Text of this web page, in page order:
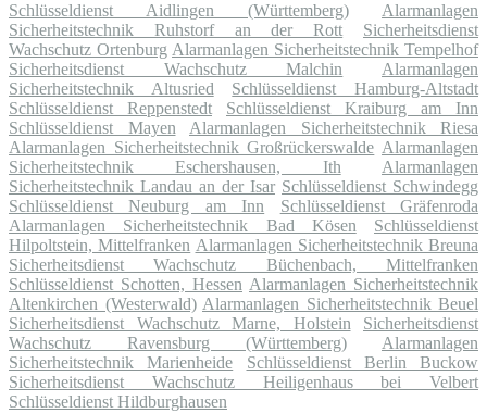
Schlüsseldienst Aidlingen (Württemberg)
Alarmanlagen
Sicherheitstechnik Ruhstorf an der Rott
Sicherheitsdienst
Wachschutz Ortenburg Alarmanlagen Sicherheitstechnik Tempelhof
Sicherheitsdienst Wachschutz Malchin
Alarmanlagen
Sicherheitstechnik Altusried
Schlüsseldienst Hamburg-Altstadt
Schlüsseldienst Reppenstedt
Schlüsseldienst Kraiburg am Inn
Schlüsseldienst Mayen
Alarmanlagen Sicherheitstechnik Riesa
Alarmanlagen Sicherheitstechnik Großrückerswalde Alarmanlagen
Sicherheitstechnik Eschershausen, Ith
Alarmanlagen
Sicherheitstechnik Landau an der Isar Schlüsseldienst Schwindegg
Schlüsseldienst Neuburg am Inn
Schlüsseldienst Gräfenroda
Alarmanlagen Sicherheitstechnik Bad Kösen
Schlüsseldienst
Hilpoltstein, Mittelfranken Alarmanlagen Sicherheitstechnik Breuna
Sicherheitsdienst Wachschutz Büchenbach, Mittelfranken
Schlüsseldienst Schotten, Hessen Alarmanlagen Sicherheitstechnik
Altenkirchen (Westerwald) Alarmanlagen Sicherheitstechnik Beuel
Sicherheitsdienst Wachschutz Marne, Holstein
Sicherheitsdienst
Wachschutz Ravensburg (Württemberg)
Alarmanlagen
Sicherheitstechnik Marienheide
Schlüsseldienst Berlin Buckow
Sicherheitsdienst Wachschutz Heiligenhaus bei Velbert
Schlüsseldienst Hildburghausen